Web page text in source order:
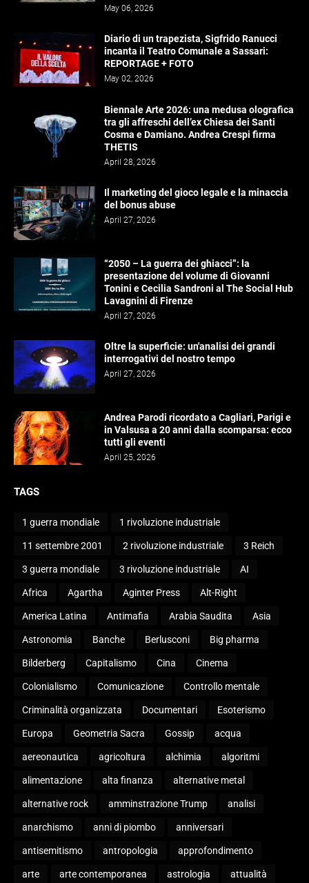
May 06, 2026
Diario di un trapezista, Sigfrido Ranucci
incanta il Teatro Comunale a Sassari:
REPORTAGE + FOTO
May 02, 2026
Biennale Arte 2026: una medusa olografica
tra gli affreschi dell’ex Chiesa dei Santi
Cosma e Damiano. Andrea Crespi firma
THETIS
April 28, 2026
Il marketing del gioco legale e la minaccia
del bonus abuse
April 27, 2026
“2050 – La guerra dei ghiacci”: la
presentazione del volume di Giovanni
Tonini e Cecilia Sandroni al The Social Hub
Lavagnini di Firenze
April 27, 2026
Oltre la superficie: un'analisi dei grandi
interrogativi del nostro tempo
April 27, 2026
Andrea Parodi ricordato a Cagliari, Parigi e
in Valsusa a 20 anni dalla scomparsa: ecco
tutti gli eventi
April 25, 2026
TAGS
1 guerra mondiale 1 rivoluzione industriale
11 settembre 2001 2 rivoluzione industriale 3 Reich
3 guerra mondiale 3 rivoluzione industriale AI
Africa Agartha Aginter Press Alt-Right
America Latina Antimafia Arabia Saudita Asia
Astronomia Banche Berlusconi Big pharma
Bilderberg Capitalismo Cina Cinema
Colonialismo Comunicazione Controllo mentale
Criminalità organizzata Documentari Esoterismo
Europa Geometria Sacra Gossip acqua
aereonautica agricoltura alchimia algoritmi
alimentazione alta finanza alternative metal
alternative rock amminstrazione Trump analisi
anarchismo anni di piombo anniversari
antisemitismo antropologia approfondimento
arte arte contemporanea astrologia attualità